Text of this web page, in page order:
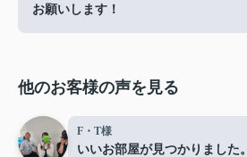
お願いします！
他のお客様の声を見る
F・T様
いいお部屋が見つかりました。